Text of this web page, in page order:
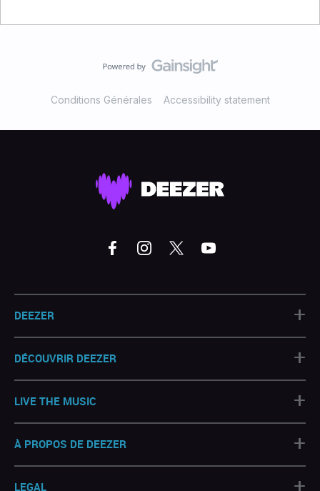
Conditions Générales Accessibility statement
DEEZER +
DÉCOUVRIR DEEZER +
LIVE THE MUSIC +
À PROPOS DE DEEZER +
LEGAL +